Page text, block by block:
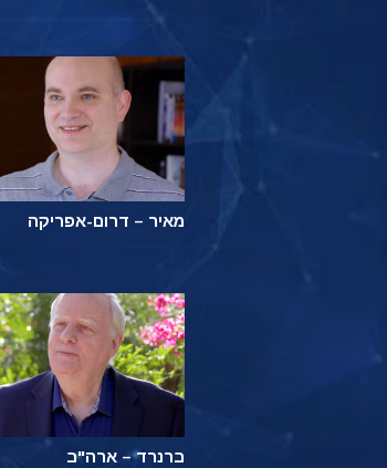
מאיר – דרום-אפריקה
ברנרד – ארה"ב